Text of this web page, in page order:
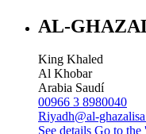
AL-
King Khaled
Al Khobar
Arabia Saudí
00966 3 8980040
Riyadh@al-
See details Go to